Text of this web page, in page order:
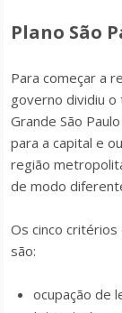
Plano São
Para começar a
governo dividiu o
Grande São
para a capital e
região
de modo
Os cinco critérios
são:
ocupação de